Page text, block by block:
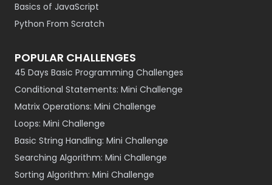
Basics of JavaScript
Python From Scratch
POPULAR CHALLENGES
45 Days Basic Programming Challenges
Conditional Statements: Mini Challenge
Matrix Operations: Mini Challenge
Loops: Mini Challenge
Basic String Handling: Mini Challenge
Searching Algorithm: Mini Challenge
Sorting Algorithm: Mini Challenge